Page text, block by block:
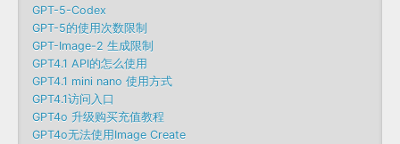
GPT-5-Codex
GPT-5的使用次数限制
GPT-Image-2 生成限制
GPT4.1 API的怎么使用
GPT4.1 mini nano 使用方式
GPT4.1访问入口
GPT4o 升级购买充值教程
GPT4o无法使用Image Create